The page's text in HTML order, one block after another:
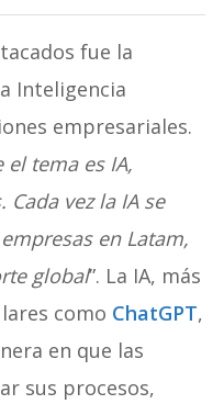
fue la
Inteligencia
empresariales.
tema es IA,
vez la IA se
en Latam,
global”. La IA, más
como ChatGPT,
en que las
sus procesos,